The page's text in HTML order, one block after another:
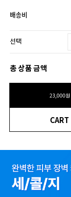
배송비
선택
총 상품 금액
23,000원
CART